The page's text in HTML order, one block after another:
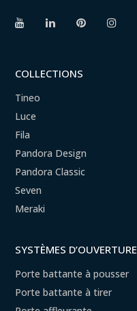
COLLECTIONS
Tineo
Luce
Fila
Pandora Design
Pandora Classic
Seven
Meraki
SYSTÈMES D’OUVERTURE
Porte battante à pousser
Porte battante à tirer